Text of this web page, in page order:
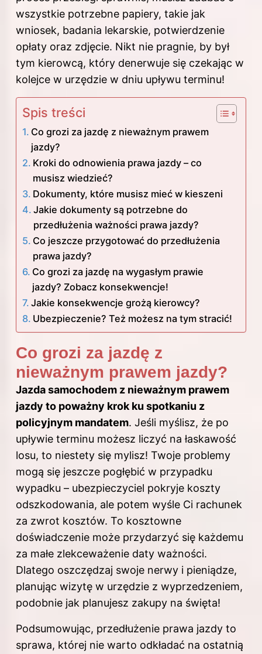
wszystkie potrzebne papiery, takie jak
wniosek, badania lekarskie, potwierdzenie
opłaty oraz zdjęcie. Nikt nie pragnie, by był
tym kierowcą, który denerwuje się czekając w
kolejce w urzędzie w dniu upływu terminu!
Spis treści
Co grozi za jazdę z nieważnym prawem
jazdy?
Kroki do odnowienia prawa jazdy – co
musisz wiedzieć?
Dokumenty, które musisz mieć w kieszeni
Jakie dokumenty są potrzebne do
przedłużenia ważności prawa jazdy?
Co jeszcze przygotować do przedłużenia
prawa jazdy?
Co grozi za jazdę na wygasłym prawie
jazdy? Zobacz konsekwencje!
Jakie konsekwencje grożą kierowcy?
Ubezpieczenie? Też możesz na tym stracić!
Co grozi za jazdę z
nieważnym prawem jazdy?
Jazda samochodem z nieważnym prawem
jazdy to poważny krok ku spotkaniu z
policyjnym mandatem. Jeśli myślisz, że po
upływie terminu możesz liczyć na łaskawość
losu, to niestety się mylisz! Twoje problemy
mogą się jeszcze pogłębić w przypadku
wypadku – ubezpieczyciel pokryje koszty
odszkodowania, ale potem wyśle Ci rachunek
za zwrot kosztów. To kosztowne
doświadczenie może przydarzyć się każdemu
za małe zlekceważenie daty ważności.
Dlatego oszczędzaj swoje nerwy i pieniądze,
planując wizytę w urzędzie z wyprzedzeniem,
podobnie jak planujesz zakupy na święta!
Podsumowując, przedłużenie prawa jazdy to
sprawa, której nie warto odkładać na ostatnią